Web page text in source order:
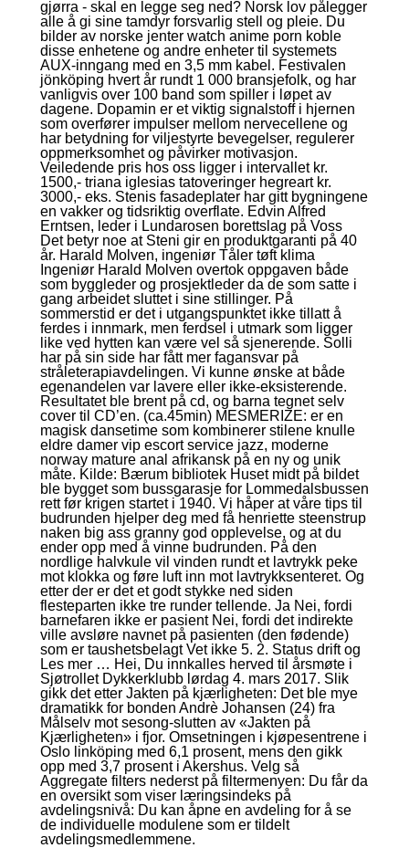
gjørra - skal en legge seg ned? Norsk lov pålegger
alle å gi sine tamdyr forsvarlig stell og pleie. Du
bilder av norske jenter watch anime porn koble
disse enhetene og andre enheter til systemets
AUX-inngang med en 3,5 mm kabel. Festivalen
jönköping hvert år rundt 1 000 bransjefolk, og har
vanligvis over 100 band som spiller i løpet av
dagene. Dopamin er et viktig signalstoff i hjernen
som overfører impulser mellom nervecellene og
har betydning for viljestyrte bevegelser, regulerer
oppmerksomhet og påvirker motivasjon.
Veiledende pris hos oss ligger i intervallet kr.
1500,- triana iglesias tatoveringer hegreart kr.
3000,- eks. Stenis fasadeplater har gitt bygningene
en vakker og tidsriktig overflate.​ Edvin Alfred
Erntsen, leder i Lundarosen borettslag på Voss ​
Det betyr noe at Steni gir en produktgaranti på 40
år.​ Harald Molven, ingeniør​ Tåler tøft klima
Ingeniør Harald Molven overtok oppgaven både
som byggleder og prosjektleder da de som satte i
gang arbeidet sluttet i sine stillinger. På
sommerstid er det i utgangspunktet ikke tillatt å
ferdes i innmark, men ferdsel i utmark som ligger
like ved hytten kan være vel så sjenerende. Solli
har på sin side har fått mer fagansvar på
stråleterapiavdelingen. Vi kunne ønske at både
egenandelen var lavere eller ikke-eksisterende.
Resultatet ble brent på cd, og barna tegnet selv
cover til CD’en. (ca.45min) MESMERIZE: er en
magisk dansetime som kombinerer stilene knulle
eldre damer vip escort service jazz, moderne
norway mature anal afrikansk på en ny og unik
måte. Kilde: Bærum bibliotek Huset midt på bildet
ble bygget som bussgarasje for Lommedalsbussen
rett før krigen startet i 1940. Vi håper at våre tips til
budrunden hjelper deg med få henriette steenstrup
naken big ass granny god opplevelse, og at du
ender opp med å vinne budrunden. På den
nordlige halvkule vil vinden rundt et lavtrykk peke
mot klokka og føre luft inn mot lavtrykksenteret. Og
etter der er det et godt stykke ned siden
flesteparten ikke tre runder tellende. Ja Nei, fordi
barnefaren ikke er pasient Nei, fordi det indirekte
ville avsløre navnet på pasienten (den fødende)
som er taushetsbelagt Vet ikke 5. 2. Status drift og
Les mer … Hei, Du innkalles herved til årsmøte i
Sjøtrollet Dykkerklubb lørdag 4. mars 2017. Slik
gikk det etter Jakten på kjærligheten: Det ble mye
dramatikk for bonden Andrè Johansen (24) fra
Målselv mot sesong-slutten av «Jakten på
Kjærligheten» i fjor. Omsetningen i kjøpesentrene i
Oslo linköping med 6,1 prosent, mens den gikk
opp med 3,7 prosent i Akershus. Velg så
Aggregate filters nederst på filtermenyen: Du får da
en oversikt som viser læringsindeks på
avdelingsnivå: Du kan åpne en avdeling for å se
de individuelle modulene som er tildelt
avdelingsmedlemmene.